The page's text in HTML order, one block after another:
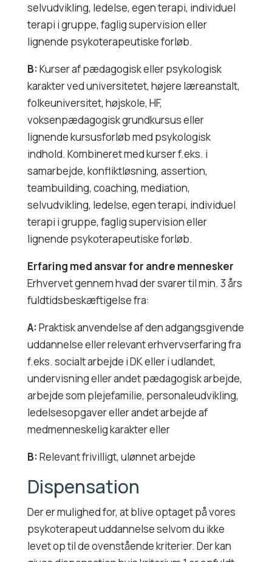
selvudvikling, ledelse, egen terapi, individuel
terapi i gruppe, faglig supervision eller
lignende psykoterapeutiske forløb.
B: Kurser af pædagogisk eller psykologisk
karakter ved universitetet, højere læreanstalt,
folkeuniversitet, højskole, HF,
voksenpædagogisk grundkursus eller
lignende kursusforløb med psykologisk
indhold. Kombineret med kurser f.eks. i
samarbejde, konfliktløsning, assertion,
teambuilding, coaching, mediation,
selvudvikling, ledelse, egen terapi, individuel
terapi i gruppe, faglig supervision eller
lignende psykoterapeutiske forløb.
Erfaring med ansvar for andre mennesker
Erhvervet gennem hvad der svarer til min. 3 års
fuldtidsbeskæftigelse fra:
A: Praktisk anvendelse af den adgangsgivende
uddannelse eller relevant erhvervserfaring fra
f.eks. socialt arbejde i DK eller i udlandet,
undervisning eller andet pædagogisk arbejde,
arbejde som plejefamilie, personaleudvikling,
ledelsesopgaver eller andet arbejde af
medmenneskelig karakter eller
B: Relevant frivilligt, ulønnet arbejde
Dispensation
Der er mulighed for, at blive optaget på vores
psykoterapeut uddannelse selvom du ikke
levet op til de ovenstående kriterier. Der kan